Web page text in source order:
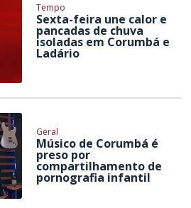
Tempo
Sexta-feira une calor e
pancadas de chuva
isoladas em Corumbá e
Ladário
Geral
Músico de Corumbá é
preso por
compartilhamento de
pornografia infantil